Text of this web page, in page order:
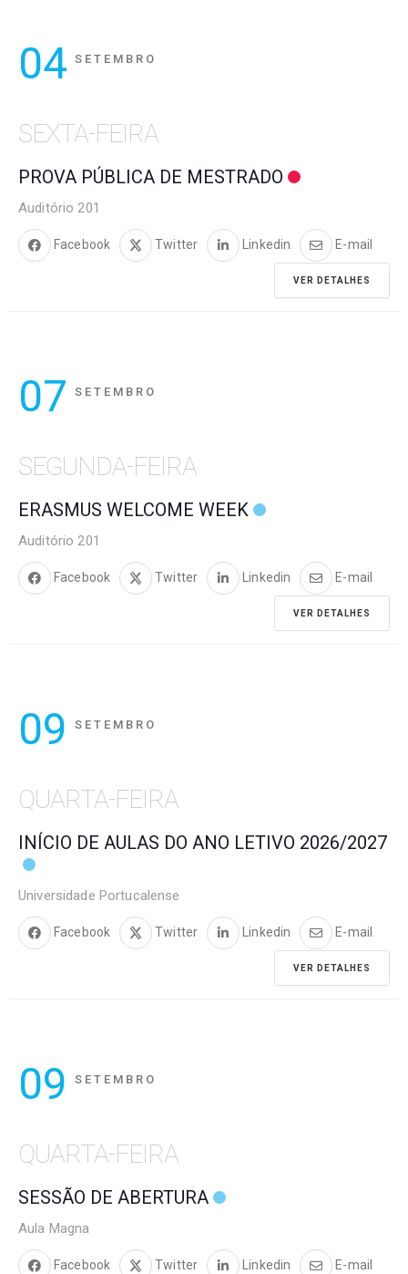
04 SETEMBRO
SEXTA-FEIRA
PROVA PÚBLICA DE MESTRADO
Auditório 201
Facebook Twitter Linkedin E-mail
VER DETALHES
07 SETEMBRO
SEGUNDA-FEIRA
ERASMUS WELCOME WEEK
Auditório 201
Facebook Twitter Linkedin E-mail
VER DETALHES
09 SETEMBRO
QUARTA-FEIRA
INÍCIO DE AULAS DO ANO LETIVO 2026/2027
Universidade Portucalense
Facebook Twitter Linkedin E-mail
VER DETALHES
09 SETEMBRO
QUARTA-FEIRA
SESSÃO DE ABERTURA
Aula Magna
Facebook Twitter Linkedin E-mail